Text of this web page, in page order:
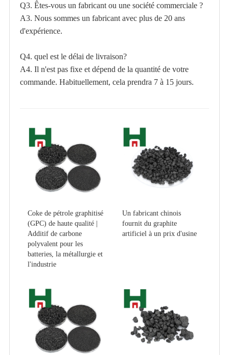
Q3. Êtes-vous un fabricant ou une société commerciale ?
A3. Nous sommes un fabricant avec plus de 20 ans
d'expérience.
Q4. quel est le délai de livraison?
A4. Il n'est pas fixe et dépend de la quantité de votre
commande. Habituellement, cela prendra 7 à 15 jours.
Coke de pétrole graphitisé
(GPC) de haute qualité |
Additif de carbone
polyvalent pour les
batteries, la métallurgie et
l'industrie
Un fabricant chinois
fournit du graphite
artificiel à un prix d'usine